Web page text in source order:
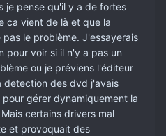
je pense qu'il y a de fortes
ca vient de là et que la
le problème. J'essayerais
pour voir si il n'y a pas un
ou je préviens l'éditeur
detection des dvd j'avais
gérer dynamiquement la
certains drivers mal
et provoquait des